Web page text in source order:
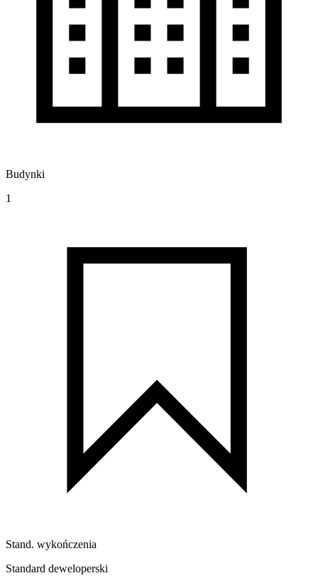
Budynki
1
Stand. wykończenia
Standard deweloperski